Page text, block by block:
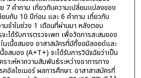
7 คำถาม เกี่ยวกับความเปลี่ยนแปลงของ
ยบกับ 10 ปีก่อน และ 6 คำถาม เกี่ยวกับ
มจำในช่วง 1 เดือนที่ผ่านมา หลังตอบ
ะได้รับการตรวจเพท เพื่อวัดการสะสมของ
นเนื้อสมอง อาสาสมัครที่มีทั้งอมิลอยด์และ
อสมอง (A+T+) จะได้รับการวินิจฉัยว่าเป็น
ราะห์หาความสัมพันธ์ระหว่างอาการทาง
คอัลไซเมอร์ ผลการศึกษา: อาสาสาสมัครที่